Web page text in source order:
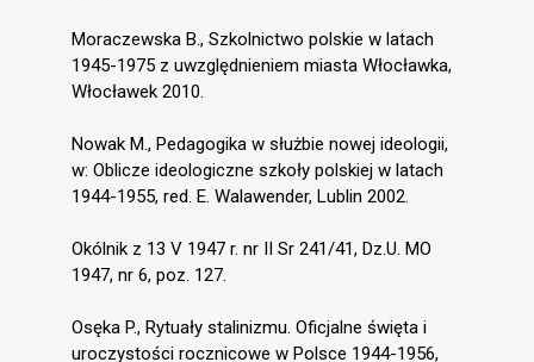
Moraczewska B., Szkolnictwo polskie w latach
1945-1975 z uwzględnieniem miasta Włocławka,
Włocławek 2010.
Nowak M., Pedagogika w służbie nowej ideologii,
w: Oblicze ideologiczne szkoły polskiej w latach
1944-1955, red. E. Walawender, Lublin 2002.
Okólnik z 13 V 1947 r. nr II Sr 241/41, Dz.U. MO
1947, nr 6, poz. 127.
Osęka P., Rytuały stalinizmu. Oficjalne święta i
uroczystości rocznicowe w Polsce 1944-1956,